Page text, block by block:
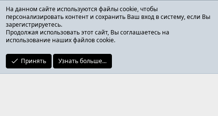
Поделиться страницей
Facebook
X (Twitter)
Reddit
ОТЗЫВЫ ОНЛАЙН ФОРУМ
На данном сайте используются файлы cookie, чтобы
персонализировать контент и сохранить Ваш вход в систему, если Вы
зарегистрируетесь.
Продолжая использовать этот сайт, Вы соглашаетесь на
использование наших файлов cookie.
Принять Узнать больше...